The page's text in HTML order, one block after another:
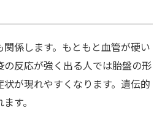
係します。もともと血管が硬い
反応が強く出る人では胎盤の形
が現れやすくなります。遺伝的
す。